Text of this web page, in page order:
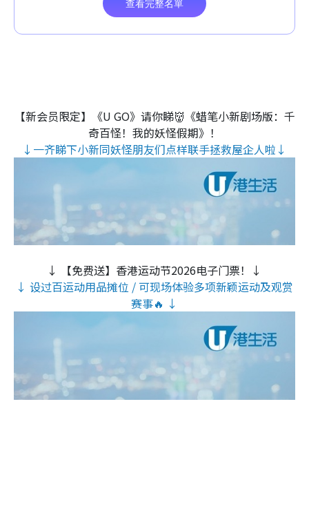
【新会员限定】《U GO》请你睇👹《蜡笔小新剧场版：千
奇百怪！我的妖怪假期》！
↓一齐睇下小新同妖怪朋友们点样联手拯救屋企人啦↓
↓ 【免费送】香港运动节2026电子门票！↓
↓ 设过百运动用品摊位 / 可现场体验多项新颖运动及观赏
赛事🔥 ↓